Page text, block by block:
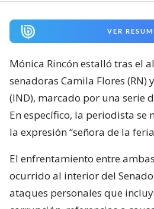
VER
Mónica Rincón estalló tras el
senadoras Camila Flores (RN)
(IND), marcado por una serie
En específico, la periodista se
la expresión “señora de la
El enfrentamiento entre
ocurrido al interior del
ataques personales que